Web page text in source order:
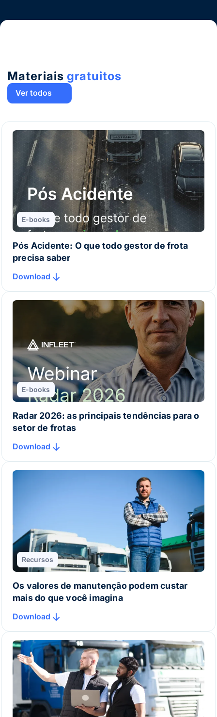
Materiais gratuitos
Ver todos
E-books
Pós Acidente: O que todo gestor de frota
precisa saber
Download
E-books
Radar 2026: as principais tendências para o
setor de frotas
Download
Recursos
Os valores de manutenção podem custar
mais do que você imagina
Download